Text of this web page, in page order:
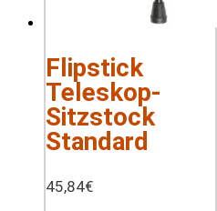
Flipstick
Teleskop-
Sitzstock
Standard
45,84€